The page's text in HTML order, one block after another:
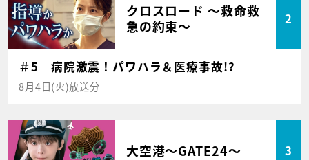
クロスロード ～救命救
急の約束～
2
＃5 病院激震！パワハラ＆医療事故!?
8月4日(火)放送分
大空港～GATE24～ 3